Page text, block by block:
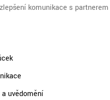
komunikace s
uvědomění